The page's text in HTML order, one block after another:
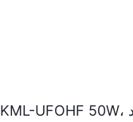
KML-UFOHF 50W، مورد